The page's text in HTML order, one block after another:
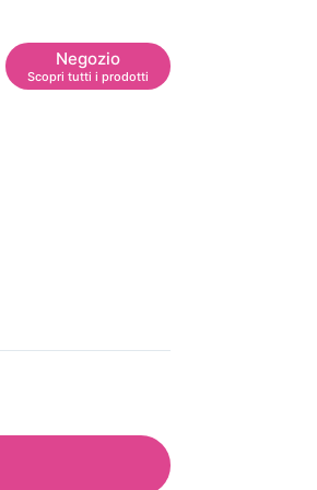
Negozio
Scopri tutti i prodotti